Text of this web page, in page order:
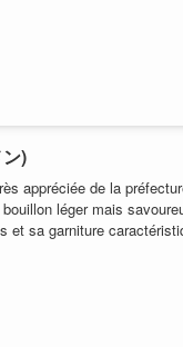
)
appréciée de la
léger mais
et sa garniture